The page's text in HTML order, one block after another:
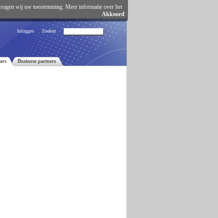
Business partners
Zoeken
Inloggen
wij uw toestemming. Meer informatie over het
Akkoord